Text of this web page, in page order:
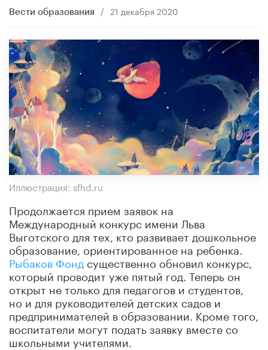
Вести образования / 21 декабря 2020
Иллюстрация: sfhd.ru
Продолжается прием заявок на
Международный конкурс имени Льва
Выготского для тех, кто развивает дошкольное
образование, ориентированное на ребенка.
Рыбаков Фонд существенно обновил конкурс,
который проводит уже пятый год. Теперь он
открыт не только для педагогов и студентов,
но и для руководителей детских садов и
предпринимателей в образовании. Кроме того,
воспитатели могут подать заявку вместе со
школьными учителями.